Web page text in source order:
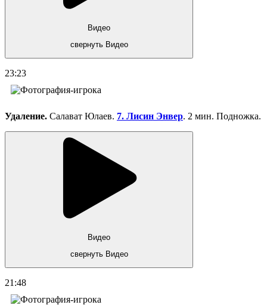
Видео
свернуть Видео
23:23
Удаление. Салават Юлаев. 7. Лисин Энвер. 2 мин. Подножка.
Видео
свернуть Видео
21:48